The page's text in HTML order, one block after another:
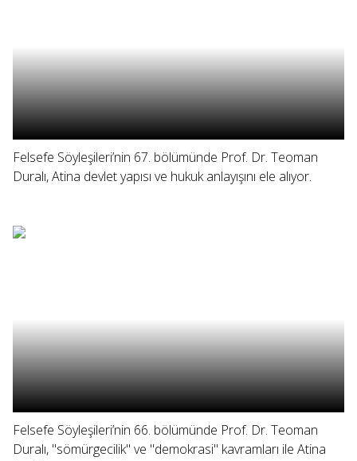
Felsefe Söyleşileri’nin 67. bölümünde Prof. Dr. Teoman
Duralı, Atina devlet yapısı ve hukuk anlayışını ele alıyor.
Felsefe Söyleşileri’nin 66. bölümünde Prof. Dr. Teoman
Duralı, "sömürgecilik" ve "demokrasi" kavramları ile Atina